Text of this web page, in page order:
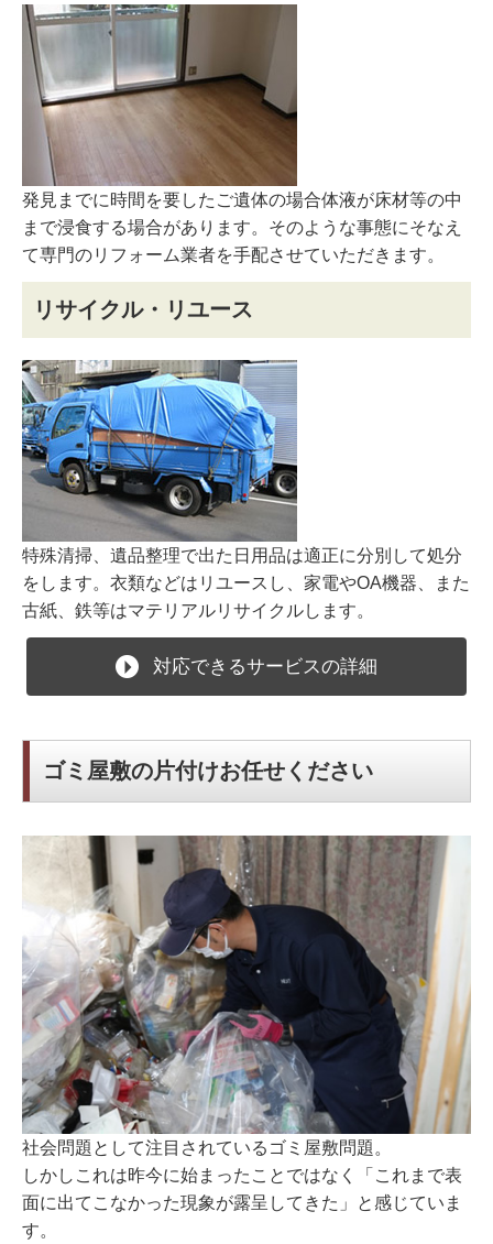
発見までに時間を要したご遺体の場合体液が床材等の中
まで浸食する場合があります。そのような事態にそなえ
て専門のリフォーム業者を手配させていただきます。
リサイクル・リユース
特殊清掃、遺品整理で出た日用品は適正に分別して処分
をします。衣類などはリユースし、家電やOA機器、また
古紙、鉄等はマテリアルリサイクルします。
対応できるサービスの詳細
ゴミ屋敷の片付けお任せください
社会問題として注目されているゴミ屋敷問題。
しかしこれは昨今に始まったことではなく「これまで表
面に出てこなかった現象が露呈してきた」と感じていま
す。